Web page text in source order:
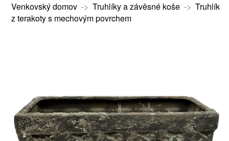
Venkovský domov-> Truhlíky a závěsné koše-> Truhlík
z terakoty s mechovým povrchem